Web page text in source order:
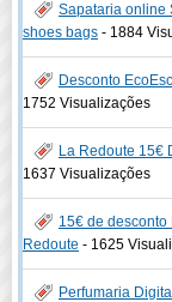
Sapataria online
shoes bags - 1884
Desconto
1752 Visualizações
La Redoute 15€
1637 Visualizações
15€ de desconto
Redoute - 1625
Perfumaria Digital